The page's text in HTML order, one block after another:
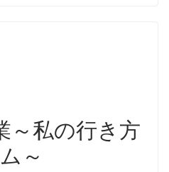
～私の行き方
～